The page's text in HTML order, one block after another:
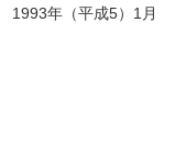
1993年（平成5）1月